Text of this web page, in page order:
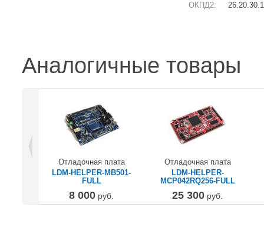
ОКПД2:
Аналогичные товары
Отладочная плата
LDM-HELPER-MB501-
FULL
8 000 руб.
Отладочная плата
LDM-HELPER-
MCP042RQ256-FULL
25 300 руб.